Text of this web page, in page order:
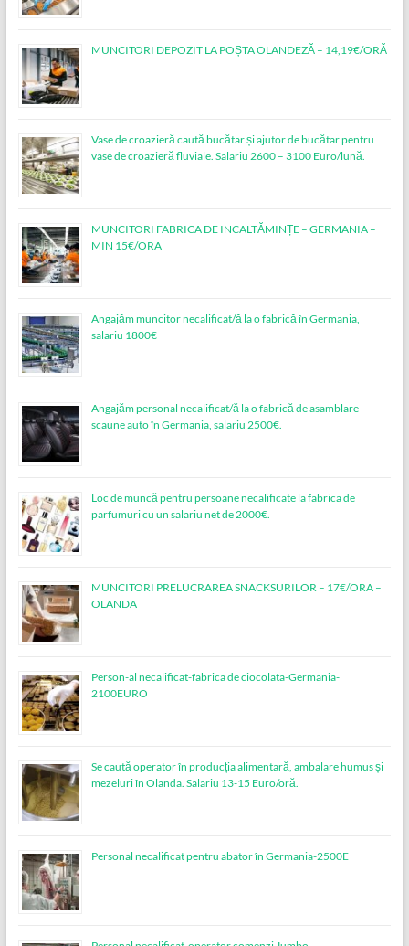
MUNCITORI DEPOZIT LA POȘTA OLANDEZĂ – 14,19€/ORĂ
Vase de croazieră caută bucătar și ajutor de bucătar pentru
vase de croazieră fluviale. Salariu 2600 – 3100 Euro/lună.
MUNCITORI FABRICA DE INCALTĂMINȚE – GERMANIA –
MIN 15€/ORA
Angajăm muncitor necalificat/ă la o fabrică în Germania,
salariu 1800€
Angajăm personal necalificat/ă la o fabrică de asamblare
scaune auto în Germania, salariu 2500€.
Loc de muncǎ pentru persoane necalificate la fabrica de
parfumuri cu un salariu net de 2000€.
MUNCITORI PRELUCRAREA SNACKSURILOR – 17€/ORA –
OLANDA
Person-al necalificat-fabrica de ciocolata-Germania-
2100EURO
Se caută operator în producția alimentară, ambalare humus și
mezeluri în Olanda. Salariu 13-15 Euro/oră.
Personal necalificat pentru abator în Germania-2500E